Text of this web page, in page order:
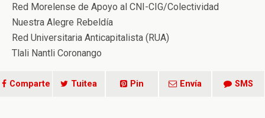
Red Morelense de Apoyo al CNI-CIG/Colectividad
Nuestra Alegre Rebeldía
Red Universitaria Anticapitalista (RUA)
Tlali Nantli Coronango
Comparte Tuitea Pin Envía SMS